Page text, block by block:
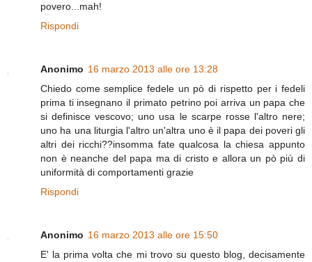
povero...mah!
Rispondi
Anonimo 16 marzo 2013 alle ore 13:28
Chiedo come semplice fedele un pò di rispetto per i fedeli
prima ti insegnano il primato petrino poi arriva un papa che
si definisce vescovo; uno usa le scarpe rosse l'altro nere;
uno ha una liturgia l'altro un'altra uno è il papa dei poveri gli
altri dei ricchi??insomma fate qualcosa la chiesa appunto
non è neanche del papa ma di cristo e allora un pò più di
uniformità di comportamenti grazie
Rispondi
Anonimo 16 marzo 2013 alle ore 15:50
E' la prima volta che mi trovo su questo blog, decisamente